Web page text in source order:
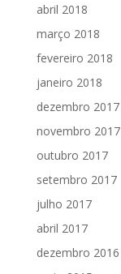
abril 2018
março 2018
fevereiro 2018
janeiro 2018
dezembro 2017
novembro 2017
outubro 2017
setembro 2017
julho 2017
abril 2017
dezembro 2016